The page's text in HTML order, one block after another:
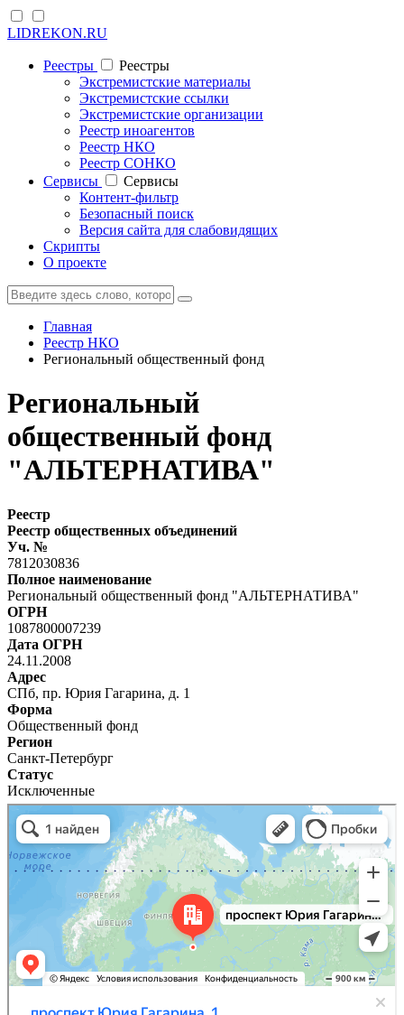
LIDREKON.RU
Реестры
Реестры
Экстремистские материалы
Экстремистские ссылки
Экстремистские организации
Реестр иноагентов
Реестр НКО
Реестр СОНКО
Cервисы
Cервисы
Контент-фильтр
Безопасный поиск
Версия сайта для слабовидящих
Скрипты
О проекте
Главная
Реестр НКО
Региональный общественный фонд
Региональный
общественный фонд
"АЛЬТЕРНАТИВА"
Реестр
Реестр общественных объединений
Уч. №
7812030836
Полное наименование
Региональный общественный фонд "АЛЬТЕРНАТИВА"
ОГРН
1087800007239
Дата ОГРН
24.11.2008
Адрес
СПб, пр. Юрия Гагарина, д. 1
Форма
Общественный фонд
Регион
Санкт-Петербург
Статус
Исключенные